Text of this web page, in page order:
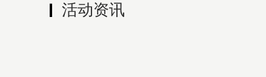
活动资讯